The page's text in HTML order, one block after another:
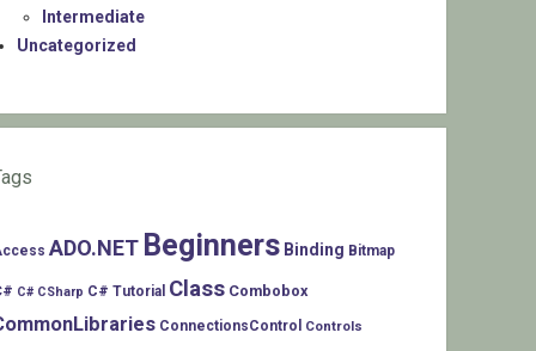
Intermediate
Uncategorized
ADO.NET Beginners Binding Bitmap
C# CSharp C# Tutorial Class Combobox
ConnectionsControl Controls